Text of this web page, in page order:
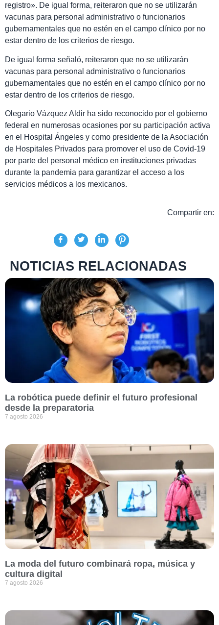
registro». De igual forma, reiteraron que no se utilizarán
vacunas para personal administrativo o funcionarios
gubernamentales que no estén en el campo clínico por no
estar dentro de los criterios de riesgo.
De igual forma señaló, reiteraron que no se utilizarán
vacunas para personal administrativo o funcionarios
gubernamentales que no estén en el campo clínico por no
estar dentro de los criterios de riesgo.
Olegario Vázquez Aldir ha sido reconocido por el gobierno
federal en numerosas ocasiones por su participación activa
en el Hospital Ángeles y como presidente de la Asociación
de Hospitales Privados para promover el uso de Covid-19
por parte del personal médico en instituciones privadas
durante la pandemia para garantizar el acceso a los
servicios médicos a los mexicanos.
Compartir en:
NOTICIAS RELACIONADAS
La robótica puede definir el futuro profesional
desde la preparatoria
7 agosto 2026
La moda del futuro combinará ropa, música y
cultura digital
7 agosto 2026